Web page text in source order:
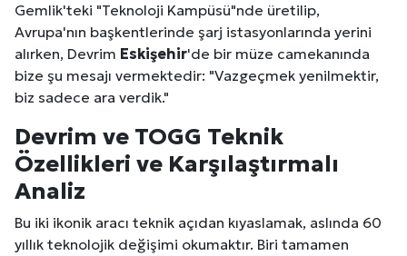
Gemlik'teki "Teknoloji Kampüsü"nde üretilip,
Avrupa'nın başkentlerinde şarj istasyonlarında yerini
alırken, Devrim Eskişehir'de bir müze camekanında
bize şu mesajı vermektedir: "Vazgeçmek yenilmektir,
biz sadece ara verdik."
Devrim ve TOGG Teknik
Özellikleri ve Karşılaştırmalı
Analiz
Bu iki ikonik aracı teknik açıdan kıyaslamak, aslında 60
yıllık teknolojik değişimi okumaktır. Biri tamamen